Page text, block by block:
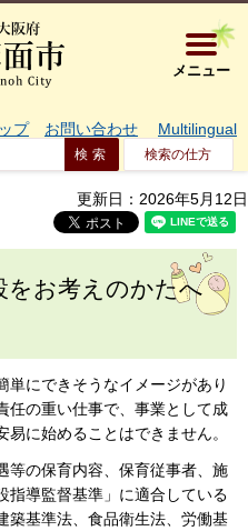
大阪府箕
メニュー
プ お問い合わせ Multilingual
検索の仕方
更新日：2026年5月12日
をお考えのかたへ
単にできそうなイメージがあり
任の重い仕事で、事業として成
に始めることはできません。
等の保育内容、保育従事者、施
指導監督基準」に適合している
築基準法、食品衛生法、労働基